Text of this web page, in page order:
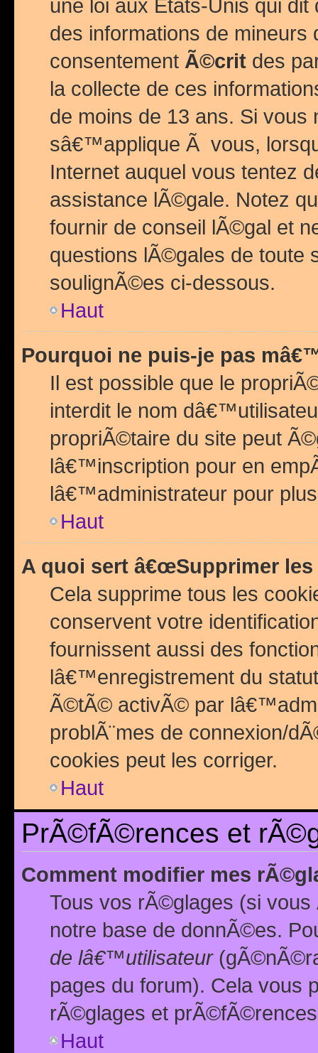
une loi aux Etats-Unis qui
des informations de mineurs
consentement Ã©crit des
la collecte de ces
de moins de 13 ans. Si
sâ€™applique Ã vous,
Internet auquel vous tentez
assistance lÃ©gale. Notez
fournir de conseil lÃ©gal et
questions lÃ©gales de
soulignÃ©es ci-dessous.
Haut
Pourquoi ne puis-je pas
Il est possible que le
interdit le nom
propriÃ©taire du site peut
lâ€™inscription pour en
lâ€™administrateur pour
Haut
A quoi sert â€œSupprimer les
Cela supprime tous les
conservent votre
fournissent aussi des
lâ€™enregistrement du
Ã©tÃ© activÃ© par
problÃ¨mes de connexion/
cookies peut les corriger.
Haut
PrÃ©fÃ©rences et
Comment modifier mes
Tous vos rÃ©glages (si
notre base de donnÃ©es.
de lâ€™utilisateur
pages du forum). Cela vous
rÃ©glages et
Haut